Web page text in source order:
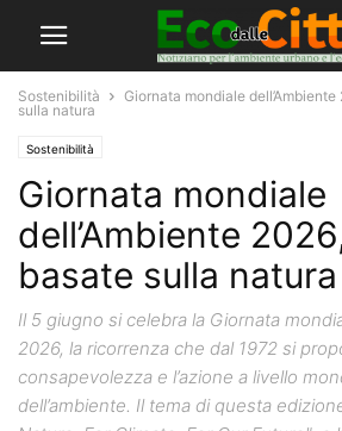
Sostenibilità
Giornata mondiale
sulla natura
Sostenibilità
Giornata mondiale
dell’Ambiente
basate sulla natura
Il 5 giugno si celebra la Giornata
2026, la ricorrenza che dal 1972 si
consapevolezza e l’azione a livello
dell’ambiente. Il tema di questa